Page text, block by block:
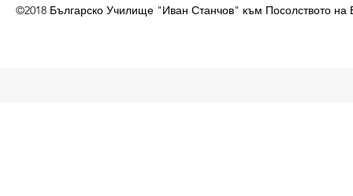
©2018 Българско Училище "Иван Станчов" към Посолството на